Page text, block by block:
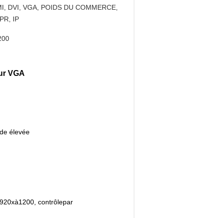
DVI, VGA, POIDS DU COMMERCE,
IP
VGA
élevée
xà1200, contrôlepar